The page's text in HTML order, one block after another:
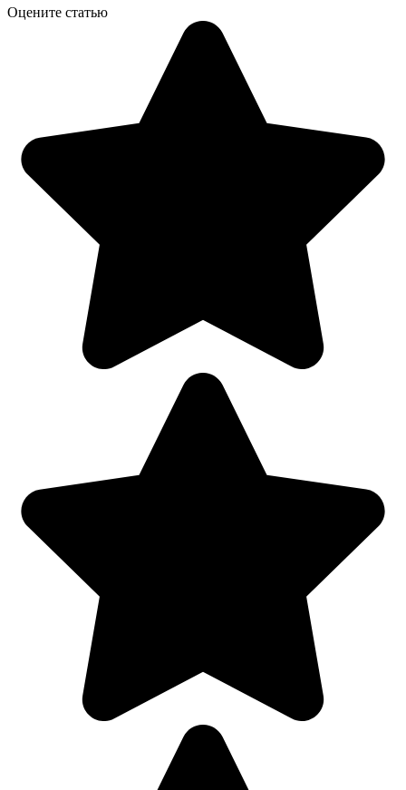
Оцените статью